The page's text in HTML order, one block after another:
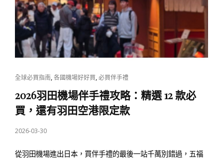
CAT
全球必買指南,各國機場好好買,必買伴手禮
2026羽田機場伴手禮攻略：精選 12 款必
買，還有羽田空港限定款
POSTED
2026-03-30
從羽田機場進出日本，買伴手禮的最後一站千萬別錯過，五福